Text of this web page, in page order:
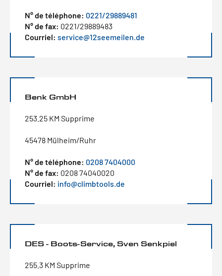
N° de téléphone: 0221/29889481
N° de fax: 0221/29889483
Courriel: service@12seemeilen.de
Benk GmbH
253.25 KM Supprime
45478 Mülheim/Ruhr
N° de téléphone: 0208 7404000
N° de fax: 0208 74040020
Courriel: info@climbtools.de
DES - Boots-Service, Sven Senkpiel
255.3 KM Supprime